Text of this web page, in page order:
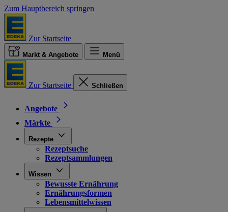
Zum Hauptbereich springen
Zur Startseite
Markt & Angebote Menü
Zur Startseite Schließen
Angebote
Märkte
Rezepte
Rezeptsuche
Rezeptsammlungen
Wissen
Bewusste Ernährung
Ernährungsformen
Lebensmittelwissen